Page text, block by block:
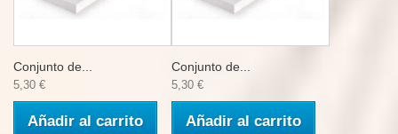
Conjunto de...
5,30 €
Añadir al carrito
Conjunto de...
5,30 €
Añadir al carrito